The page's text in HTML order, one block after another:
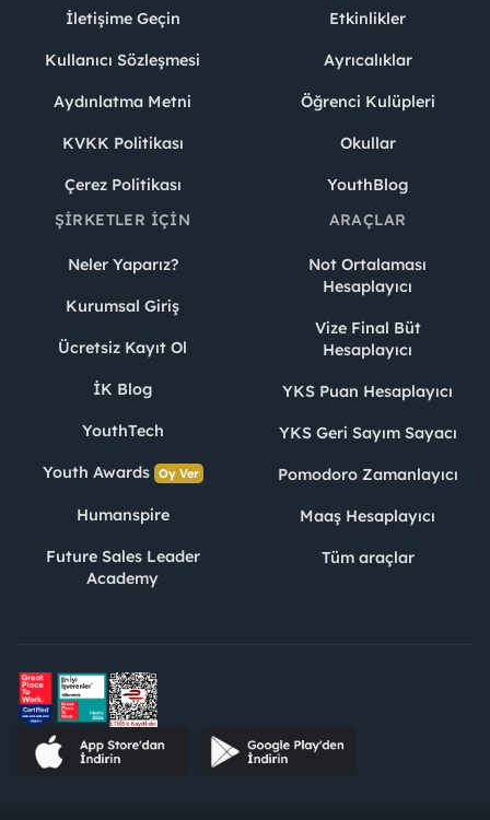
İletişime Geçin
Kullanıcı Sözleşmesi
Aydınlatma Metni
KVKK Politikası
Çerez Politikası
Etkinlikler
Ayrıcalıklar
Öğrenci Kulüpleri
Okullar
YouthBlog
ŞIRKETLER İÇIN
Neler Yaparız?
Kurumsal Giriş
Ücretsiz Kayıt Ol
İK Blog
YouthTech
Youth Awards Oy Ver
Humanspire
Future Sales Leader
Academy
ARAÇLAR
Not Ortalaması
Hesaplayıcı
Vize Final Büt
Hesaplayıcı
YKS Puan Hesaplayıcı
YKS Geri Sayım Sayacı
Pomodoro Zamanlayıcı
Maaş Hesaplayıcı
Tüm araçlar